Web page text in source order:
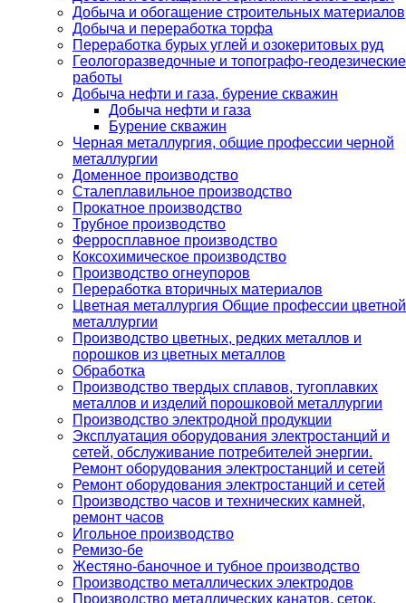
Добыча и обогащение строительных материалов
Добыча и переработка торфа
Переработка бурых углей и озокеритовых руд
Геологоразведочные и топографо-геодезические
работы
Добыча нефти и газа, бурение скважин
Добыча нефти и газа
Бурение скважин
Черная металлургия, общие профессии черной
металлургии
Доменное производство
Сталеплавильное производство
Прокатное производство
Трубное производство
Ферросплавное производство
Коксохимическое производство
Производство огнеупоров
Переработка вторичных материалов
Цветная металлургия Общие профессии цветной
металлургии
Производство цветных, редких металлов и
порошков из цветных металлов
Обработка
Производство твердых сплавов, тугоплавких
металлов и изделий порошковой металлургии
Производство электродной продукции
Эксплуатация оборудования электростанций и
сетей, обслуживание потребителей энергии.
Ремонт оборудования электростанций и сетей
Ремонт оборудования электростанций и сетей
Производство часов и технических камней,
ремонт часов
Игольное производство
Ремизо-бе
Жестяно-баночное и тубное производство
Производство металлических электродов
Производство металлических канатов, сеток,